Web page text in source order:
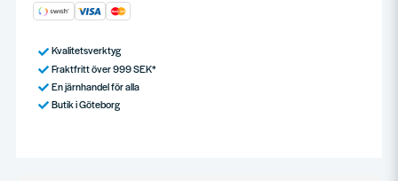
Kvalitetsverktyg
Fraktfritt över 999 SEK*
En järnhandel för alla
Butik i Göteborg